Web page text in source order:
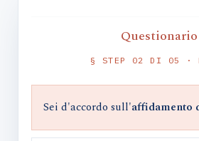
Questionario
§ STEP 02 DI 05 ·
Sei d'accordo sull'affidamento